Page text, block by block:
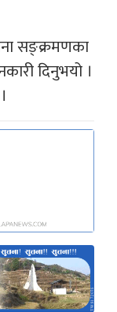
सङ्क्रमणका
दिनुभयो ।